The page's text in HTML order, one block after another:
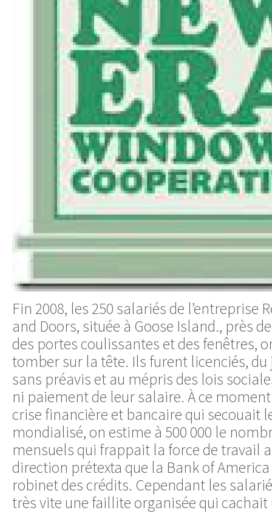
Fin 2008, les 250 salariés de l’entreprise
and Doors, située à Goose Island., près
des portes coulissantes et des fenêtres,
tomber sur la tête. Ils furent licenciés,
sans préavis et au mépris des lois
ni paiement de leur salaire. À ce
crise financière et bancaire qui secouait
mondialisé, on estime à 500 000 le
mensuels qui frappait la force de travail
direction prétexta que la Bank of
robinet des crédits. Cependant les
très vite une faillite organisée qui